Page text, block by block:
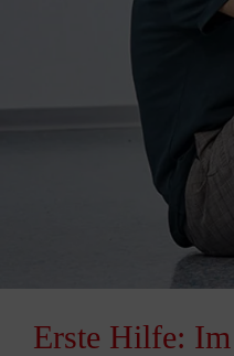
Erste Hilfe: